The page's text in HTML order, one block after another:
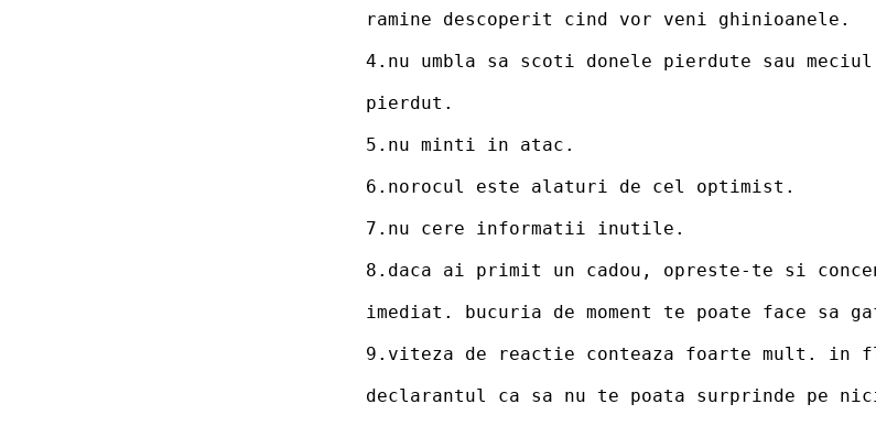
  ramine descoperit cind vor veni ghinioanele.
4.nu umbla sa scoti donele pierdute sau
  pierdut.
  5.nu minti in atac.
  6.norocul este alaturi de cel optimist.
  7.nu cere informatii inutile.
8.daca ai primit un cadou, opreste-te si
imediat. bucuria de moment te poate face sa
9.viteza de reactie conteaza foarte mult. in
declarantul ca sa nu te poata surprinde pe